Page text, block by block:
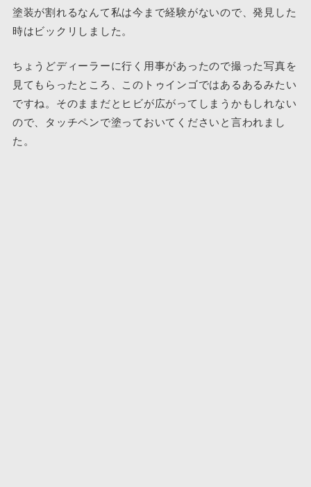
塗装が割れるなんて私は今まで経験がないので、発見した
時はビックリしました。
ちょうどディーラーに行く用事があったので撮った写真を
見てもらったところ、このトゥインゴではあるあるみたい
ですね。そのままだとヒビが広がってしまうかもしれない
ので、タッチペンで塗っておいてくださいと言われまし
た。